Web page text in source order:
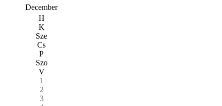
December
H
K
Sze
Cs
P
Szo
V
1
2
3